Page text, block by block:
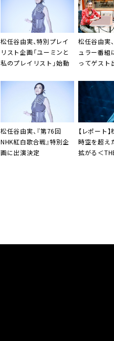
松任谷由実、特別プレイ
リスト企画「ユーミンと
私のプレイリスト」始動
松任谷由実
ュラー番組
ってゲスト
松任谷由実、『第76回
NHK紅白歌合戦』特別企
画に出演決定
【レポート
時空を超え
拡がる＜